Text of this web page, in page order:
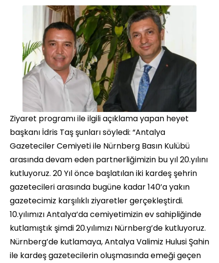
Ziyaret programı ile ilgili açıklama yapan heyet
başkanı İdris Taş şunları söyledi: “Antalya
Gazeteciler Cemiyeti ile Nürnberg Basın Kulübü
arasında devam eden partnerliğimizin bu yıl 20.yılını
kutluyoruz. 20 Yıl önce başlatılan iki kardeş şehrin
gazetecileri arasında bugüne kadar 140’a yakın
gazetecimiz karşılıklı ziyaretler gerçekleştirdi.
10.yılımızı Antalya’da cemiyetimizin ev sahipliğinde
kutlamıştık şimdi 20.yılımızı Nürnberg’de kutluyoruz.
Nürnberg’de kutlamaya, Antalya Valimiz Hulusi Şahin
ile kardeş gazetecilerin oluşmasında emeği geçen